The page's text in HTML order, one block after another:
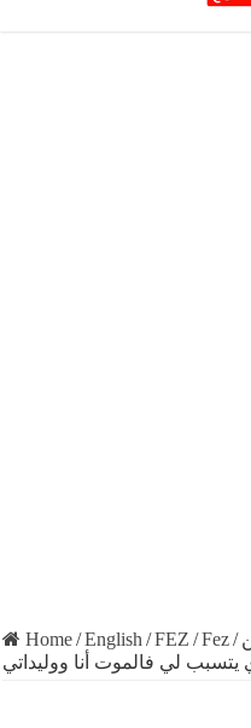
Home/English /FEZ /Fez/
لي فالموت أنا ووليداتي